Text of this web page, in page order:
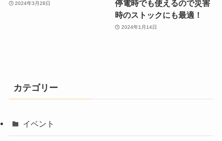
2024年3月28日
停電時でも使えるので災害
時のストックにも最適！
2024年1月14日
カテゴリー
イベント